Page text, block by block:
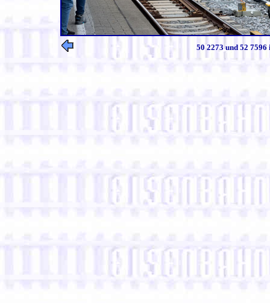
50 2273 und 52